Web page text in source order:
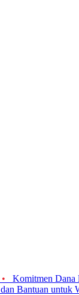
• Komitmen Dana
Bantuan untuk